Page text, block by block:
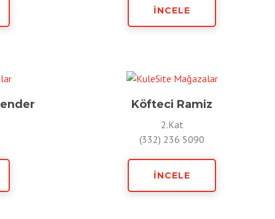
İNCELE
Köfteci Ramiz
2.Kat
(332) 236 5090
İNCELE